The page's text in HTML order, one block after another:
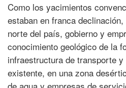
Como los yacimientos
estaban en franca
norte del país, gobierno y
conocimiento geológico de la
infraestructura de transporte
existente, en una zona